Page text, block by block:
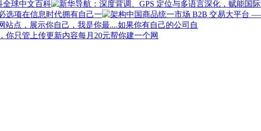
全球中文百科
在信息时代拥有自己一
如果你有自己的公司自
每月20元帮你建一个网